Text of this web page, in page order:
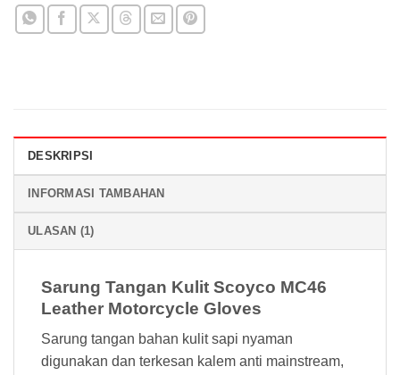
DESKRIPSI
INFORMASI TAMBAHAN
ULASAN (1)
Sarung Tangan Kulit Scoyco MC46
Leather Motorcycle Gloves
Sarung tangan bahan kulit sapi nyaman
digunakan dan terkesan kalem anti mainstream,